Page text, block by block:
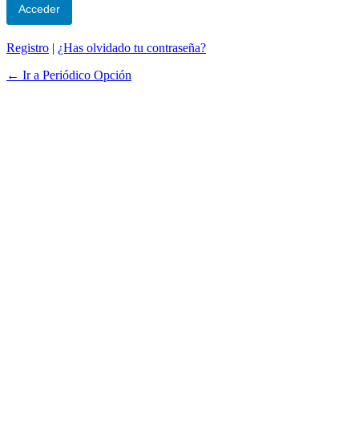
Registro | ¿Has olvidado tu contraseña?
← Ir a Periódico Opción